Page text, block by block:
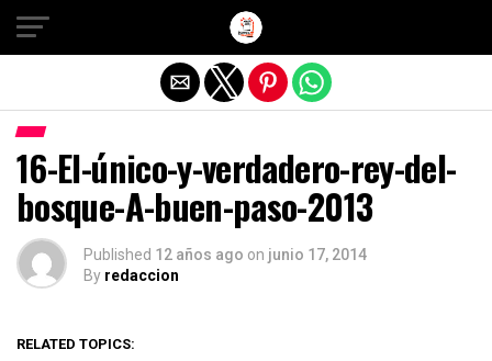
16-El-único-y-verdadero-rey-del-
bosque-A-buen-paso-2013
Published 12 años ago on junio 17, 2014
By redaccion
RELATED TOPICS:
Salir de la versión móvil